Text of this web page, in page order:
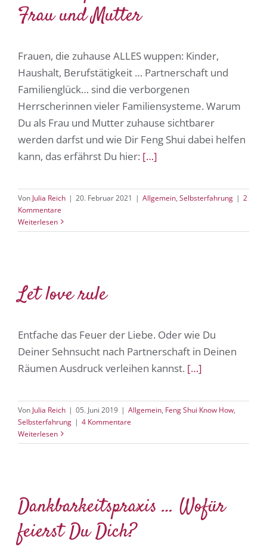
Frau und Mutter
Frauen, die zuhause ALLES wuppen: Kinder,
Haushalt, Berufstätigkeit … Partnerschaft und
Familienglück… sind die verborgenen
Herrscherinnen vieler Familiensysteme. Warum
Du als Frau und Mutter zuhause sichtbarer
werden darfst und wie Dir Feng Shui dabei helfen
kann, das erfährst Du hier: […]
Von Julia Reich | 20. Februar 2021 | Allgemein, Selbsterfahrung | 2
Kommentare
Weiterlesen
Let love rule
Entfache das Feuer der Liebe. Oder wie Du
Deiner Sehnsucht nach Partnerschaft in Deinen
Räumen Ausdruck verleihen kannst. […]
Von Julia Reich | 05. Juni 2019 | Allgemein, Feng Shui Know How,
Selbsterfahrung | 4 Kommentare
Weiterlesen
Dankbarkeitspraxis … Wofür
feierst Du Dich?